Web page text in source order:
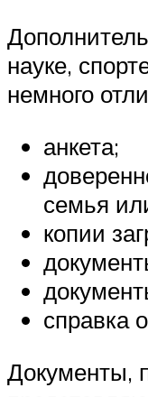
науке,
немного
анкета;
семья
копии
справка
Документы,